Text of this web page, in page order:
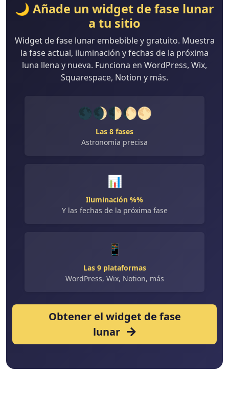
🌙 Añade un widget de fase lunar
a tu sitio
Widget de fase lunar embebible y gratuito. Muestra
la fase actual, iluminación y fechas de la próxima
luna llena y nueva. Funciona en WordPress, Wix,
Squarespace, Notion y más.
🌑🌒🌓🌔🌕
Las 8 fases
Astronomía precisa
📊
Iluminación %%
Y las fechas de la próxima fase
📱
Las 9 plataformas
WordPress, Wix, Notion, más
Obtener el widget de fase
lunar